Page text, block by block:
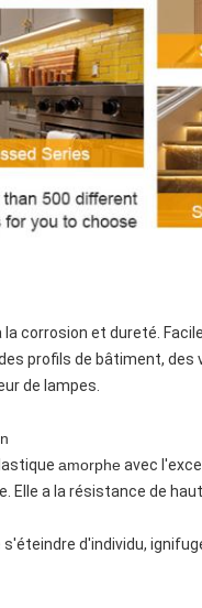
la corrosion et dureté.
profils de bâtiment,
de lampes.
amorpheavec
Elle a la résistance de
s'éteindre d'individu,